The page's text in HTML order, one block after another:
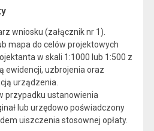
wniosku (załącznik nr 1).
mapa do celów projektowych
w skali 1:1000 lub 1:500 z
ewidencji, uzbrojenia oraz
urządzenia.
przypadku ustanowienia
lub urzędowo poświadczony
uiszczenia stosownej opłaty.